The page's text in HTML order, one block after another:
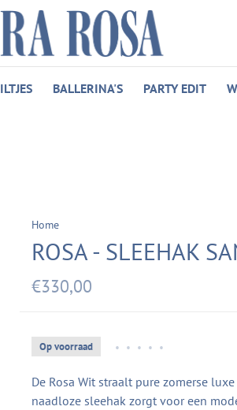
BALLERINA'S PARTY EDIT
Home
ROSA - SLEEHAK
€330,00
Op voorraad • • • • •
De Rosa Wit straalt pure zomerse
naadloze sleehak zorgt voor een